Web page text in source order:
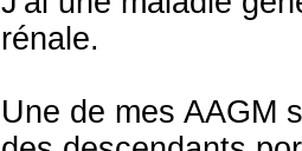
rénale.
Une de mes AAGM